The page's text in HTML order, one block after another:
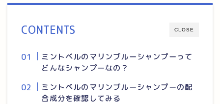
CLOSE
CONTENTS
ミントベルのマリンブルーシャンプーって
どんなシャンプーなの？
ミントベルのマリンブルーシャンプーの配
合成分を確認してみる